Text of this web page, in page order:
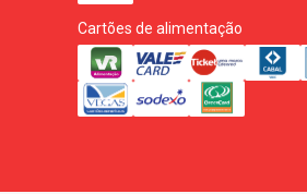
Cartões de alimentação